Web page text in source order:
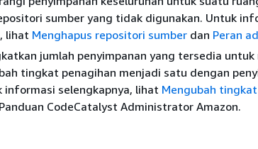
sumber yang tidak digunakan. Untuk
lihat Menghapus repositori sumber dan Peran
jumlah penyimpanan yang tersedia untuk
tingkat penagihan menjadi satu dengan
informasi selengkapnya, lihat Mengubah
CodeCatalyst Administrator Amazon.